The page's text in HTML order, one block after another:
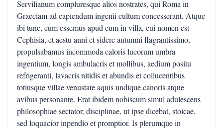
Servilianum compluresque alios nostrates, qui Roma in
Graeciam ad capiendum ingenii cultum concesserant. Atque
ibi tunc, cum essemus apud eum in villa, cui nomen est
Cephisia, et aestu anni et sidere autumni flagrantissimo,
propulsabamus incommoda caloris lucorum umbra
ingentium, longis ambulacris et mollibus, aedium positu
refrigeranti, lavacris nitidis et abundis et collucentibus
totiusque villae venustate aquis undique canoris atque
avibus personante. Erat ibidem nobiscum simul adulescens
philosophiae sectator, disciplinae, ut ipse dicebat, stoicae,
sed loquacior inpendio et promptior. Is plerumque in